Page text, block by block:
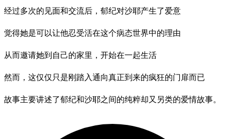
经过多次的见面和交流后，郁纪对沙耶产生了爱意
觉得她是可以让他忍受活在这个病态世界中的理由
从而邀请她到自己的家里，开始在一起生活
然而，这仅仅只是刚踏入通向真正到来的疯狂的门扉而已
故事主要讲述了郁纪和沙耶之间的纯粹却又另类的爱情故事。